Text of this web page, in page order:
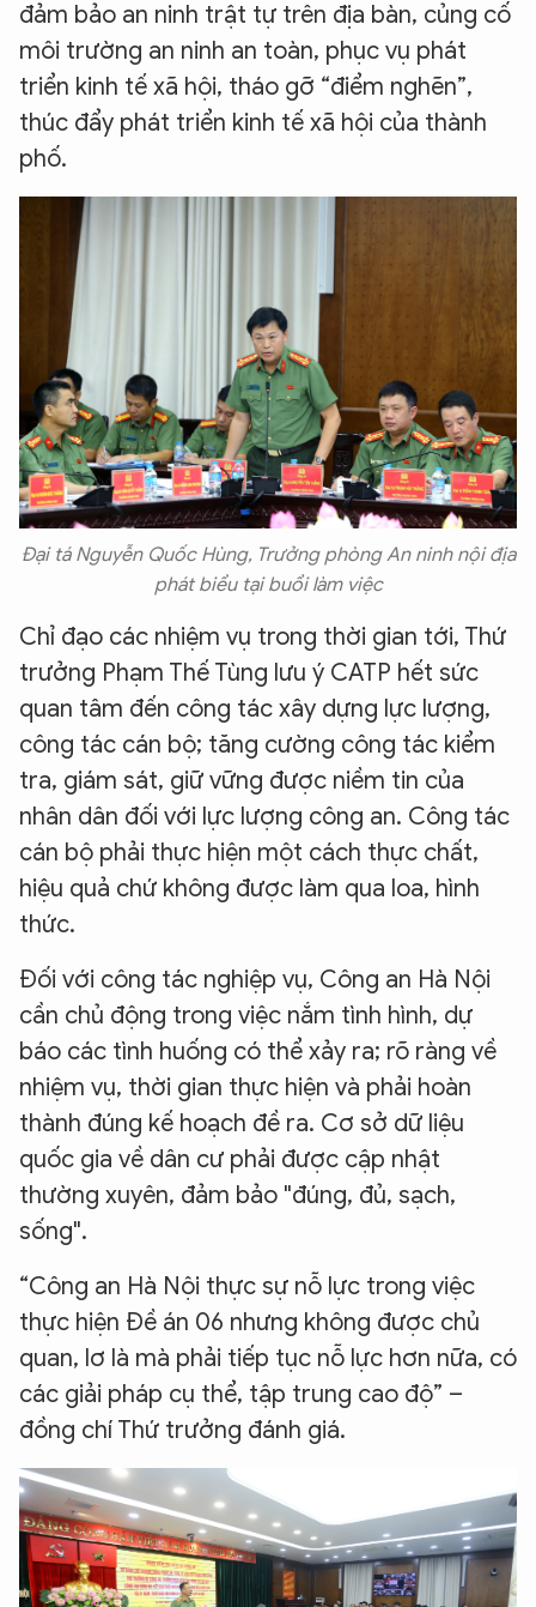
đảm bảo an ninh trật tự trên địa bàn, củng cố
môi trường an ninh an toàn, phục vụ phát
triển kinh tế xã hội, tháo gỡ “điểm nghẽn”,
thúc đẩy phát triển kinh tế xã hội của thành
phố.
Đại tá Nguyễn Quốc Hùng, Trưởng phòng An ninh nội địa
phát biểu tại buổi làm việc
Chỉ đạo các nhiệm vụ trong thời gian tới, Thứ
trưởng Phạm Thế Tùng lưu ý CATP hết sức
quan tâm đến công tác xây dựng lực lượng,
công tác cán bộ; tăng cường công tác kiểm
tra, giám sát, giữ vững được niềm tin của
nhân dân đối với lực lượng công an. Công tác
cán bộ phải thực hiện một cách thực chất,
hiệu quả chứ không được làm qua loa, hình
thức.
Đối với công tác nghiệp vụ, Công an Hà Nội
cần chủ động trong việc nắm tình hình, dự
báo các tình huống có thể xảy ra; rõ ràng về
nhiệm vụ, thời gian thực hiện và phải hoàn
thành đúng kế hoạch đề ra. Cơ sở dữ liệu
quốc gia về dân cư phải được cập nhật
thường xuyên, đảm bảo "đúng, đủ, sạch,
sống".
“Công an Hà Nội thực sự nỗ lực trong việc
thực hiện Đề án 06 nhưng không được chủ
quan, lơ là mà phải tiếp tục nỗ lực hơn nữa, có
các giải pháp cụ thể, tập trung cao độ” –
đồng chí Thứ trưởng đánh giá.